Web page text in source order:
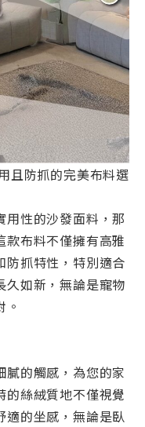
且防抓的完美布料選
用性的沙發面料，那
款布料不僅擁有高雅
防抓特性，特別適合
久如新，無論是寵物
膩的觸感，為您的家
的絲絨質地不僅視覺
適的坐感，無論是臥